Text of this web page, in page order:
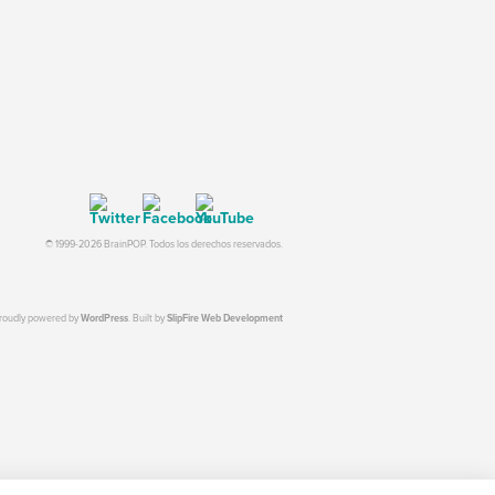
© 1999-2026 BrainPOP. Todos los derechos reservados.
powered byWordPress. Built bySlipFire Web Development